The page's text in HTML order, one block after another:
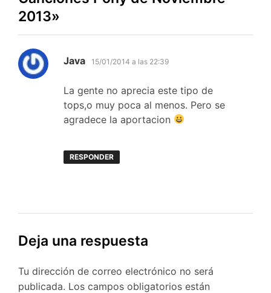
2013»
Java dice:
15/01/2014 a las 22:39
La gente no aprecia este tipo de
tops,o muy poca al menos. Pero se
agradece la aportacion
RESPONDER
Deja una respuesta
Tu dirección de correo electrónico no será
publicada. Los campos obligatorios están